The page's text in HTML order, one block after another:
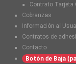
Contrato Tarjeta
Cobranzas
Información al
Contratos de
Contacto
Botón de Baja